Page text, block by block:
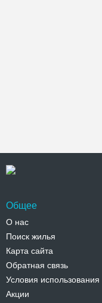
Общее
О нас
Поиск жилья
Карта сайта
Обратная связь
Условия использования
Акции